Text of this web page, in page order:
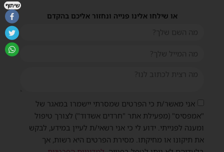
או שילחו אלינו פנייה ונחזור אליכם בהקדם
אני מאשר/ת כי הפרטים שמסרתי יישמרו במאגר של
"אמפסיס" (מפעילת אתר "חרדים אשדוד") לצורך טיפול
ומענה לפנייתי. ידוע לי כי אני רשאי/ת לעיין במידע, לבקש
את תיקונו או מחיקתו. מסירת הפרטים היא רשות, אך
שיתוף